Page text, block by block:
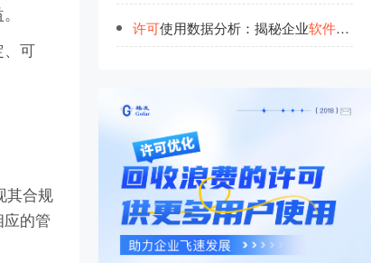
、可
其合规
的管
许可使用数据分析：揭秘企业软件资产